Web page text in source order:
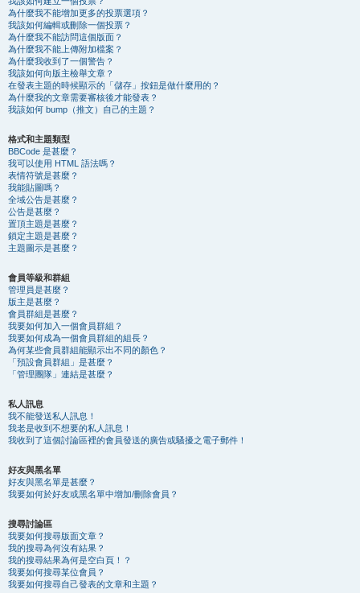
為什麼我不能增加更多的投票選項？
我該如何編輯或刪除一個投票？
為什麼我不能訪問這個版面？
為什麼我不能上傳附加檔案？
為什麼我收到了一個警告？
我該如何向版主檢舉文章？
在發表主題的時候顯示的「儲存」按鈕是做什麼用的？
為什麼我的文章需要審核後才能發表？
我該如何 bump（推文）自己的主題？
格式和主題類型
BBCode 是甚麼？
我可以使用 HTML 語法嗎？
表情符號是甚麼？
我能貼圖嗎？
全域公告是甚麼？
公告是甚麼？
置頂主題是甚麼？
鎖定主題是甚麼？
主題圖示是甚麼？
會員等級和群組
管理員是甚麼？
版主是甚麼？
會員群組是甚麼？
我要如何加入一個會員群組？
我要如何成為一個會員群組的組長？
為何某些會員群組能顯示出不同的顏色？
「預設會員群組」是甚麼？
「管理團隊」連結是甚麼？
私人訊息
我不能發送私人訊息！
我老是收到不想要的私人訊息！
我收到了這個討論區裡的會員發送的廣告或騷擾之電子郵件！
好友與黑名單
好友與黑名單是甚麼？
我要如何於好友或黑名單中增加/刪除會員？
搜尋討論區
我要如何搜尋版面文章？
我的搜尋為何沒有結果？
我的搜尋結果為何是空白頁！？
我要如何搜尋某位會員？
我要如何搜尋自己發表的文章和主題？